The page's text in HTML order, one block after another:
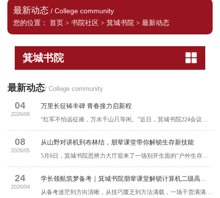
最新动态 / College community
您的位置：
首页 > 书院社区 > 箕城书院 > 最新动态
箕城书院
最新动态/ College community
04
2026/06
万里长征铸丰碑 青春接力启新程
08
2026/05
从山野对讲机到布林结，朋辈课堂带你解锁生存新技能
24
2026/04